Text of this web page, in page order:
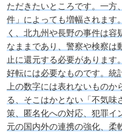
ただきたいところです。一方
件」によっても増幅されます
く、北九州や長野の事件は容
なままであり、警察や検察は
止に還元する必要がありま
好転には必要なものです。統
上の数字には表れないもの
る、そこはかとない「不気味
策、匿名化への対応、犯罪イ
元の国内外の連携の強化、柔